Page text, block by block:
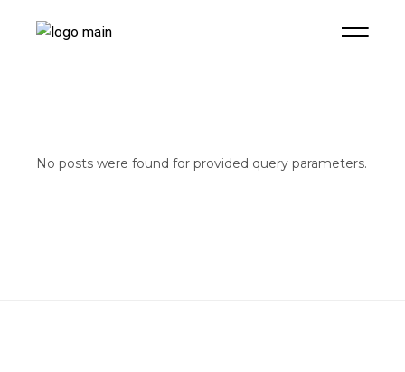
No posts were found for provided query parameters.